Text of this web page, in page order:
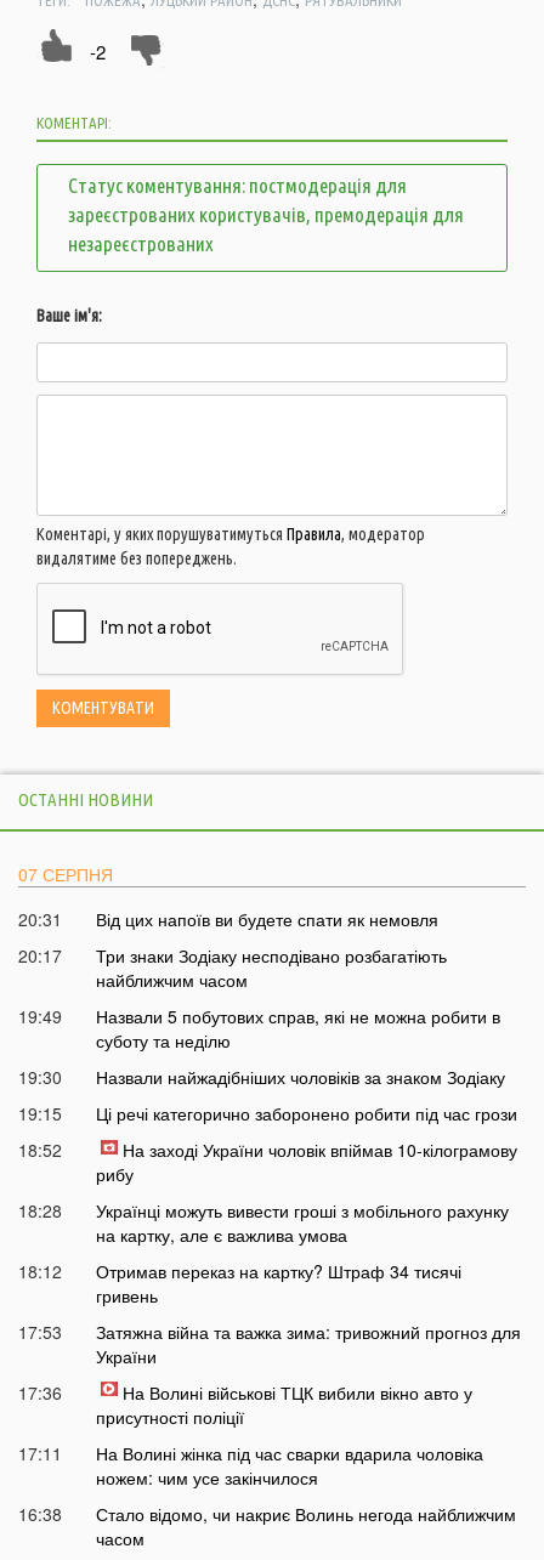
-2
КОМЕНТАРІ:
Статус коментування: постмодерація для
зареєстрованих користувачів, премодерація для
незареєстрованих
Ваше ім'я:
Коментарі, у яких порушуватимуться Правила, модератор
видалятиме без попереджень.
ОСТАННІ НОВИНИ
07 СЕРПНЯ
20:31
Від цих напоїв ви будете спати як немовля
20:17
Три знаки Зодіаку несподівано розбагатіють
найближчим часом
19:49
Назвали 5 побутових справ, які не можна робити в
суботу та неділю
19:30
Назвали найжадібніших чоловіків за знаком Зодіаку
19:15
Ці речі категорично заборонено робити під час грози
18:52
На заході України чоловік впіймав 10-кілограмову
рибу
18:28
Українці можуть вивести гроші з мобільного рахунку
на картку, але є важлива умова
18:12
Отримав переказ на картку? Штраф 34 тисячі
гривень
17:53
Затяжна війна та важка зима: тривожний прогноз для
України
17:36
На Волині військові ТЦК вибили вікно авто у
присутності поліції
17:11
На Волині жінка під час сварки вдарила чоловіка
ножем: чим усе закінчилося
16:38
Стало відомо, чи накриє Волинь негода найближчим
часом